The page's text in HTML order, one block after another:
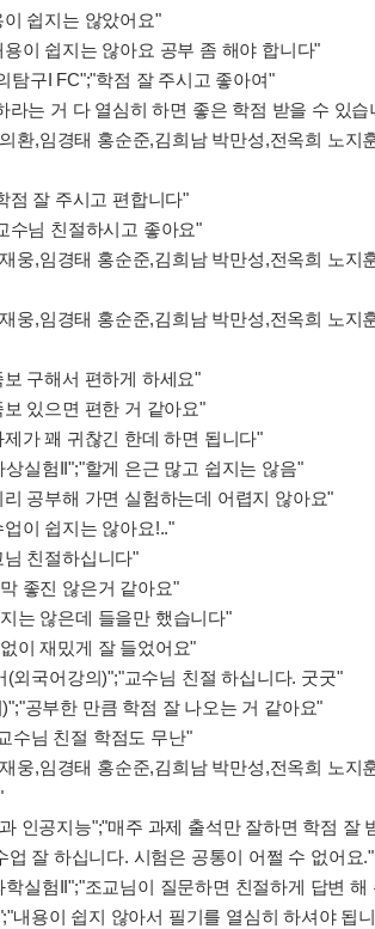
쉽지는 않았어요"
이 쉽지는 않아요 공부 좀 해야 합니다"
탐구I FC";"학점 잘 주시고 좋아여"
라는 거 다 열심히 하면 좋은 학점 받을 수 있습
환,임경태 홍순준,김희남 박만성,전옥희 노지
점 잘 주시고 편합니다"
수님 친절하시고 좋아요"
웅,임경태 홍순준,김희남 박만성,전옥희 노지
웅,임경태 홍순준,김희남 박만성,전옥희 노지
구해서 편하게 하세요"
있으면 편한 거 같아요"
가 꽤 귀찮긴 한데 하면 됩니다"
실험II";"할게 은근 많고 쉽지는 않음"
공부해 가면 실험하는데 어렵지 않아요"
이 쉽지는 않아요!.."
친절하십니다"
좋진 않은거 같아요"
는 않은데 들을만 했습니다"
이 재밌게 잘 들었어요"
외국어강의)";"교수님 친절 하십니다. 굿굿"
공부한 만큼 학점 잘 나오는 거 같아요"
수님 친절 학점도 무난"
웅,임경태 홍순준,김희남 박만성,전옥희 노지
인공지능";"매주 과제 출석만 잘하면 학점 잘
업 잘 하십니다. 시험은 공통이 어쩔 수 없어요."
실험II";"조교님이 질문하면 친절하게 답변 해
내용이 쉽지 않아서 필기를 열심히 하셔야 됩